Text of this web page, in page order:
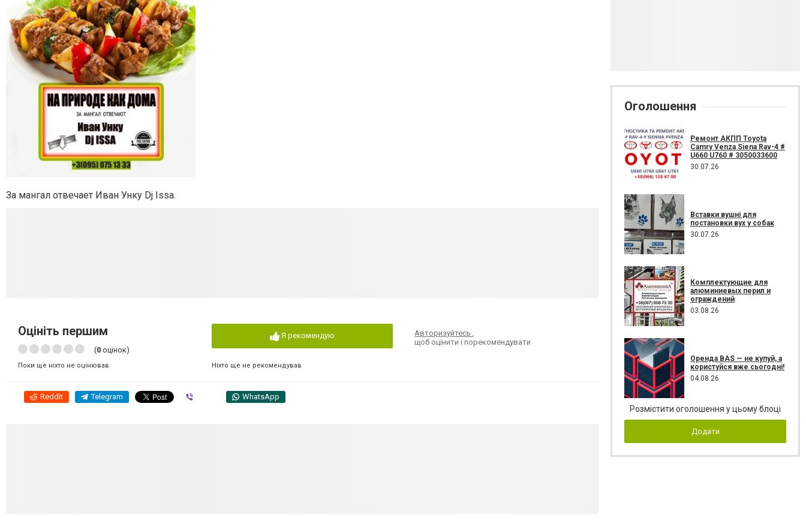
За мангал отвечает Иван Унку Dj Issa.
Оцініть першим
(0 оцінок)
Поки ще ніхто не оцінював
Я рекомендую
Ніхто ще не рекомендував
Авторизуйтесь,
щоб оцінити і порекомендувати
Reddit Telegram WhatsApp
Оголошення
Ремонт АКПП Toyota
Camry Venza Siena Rav-4 #
U660 U760 # 3050033600
30.07.26
Вставки вушні для
постановки вух у собак
30.07.26
Комплектующие для
алюминиевых перил и
ограждений
03.08.26
Оренда BAS — не купуй, а
користуйся вже сьогодні!
04.08.26
Розмістити оголошення у цьому блоці
Додати